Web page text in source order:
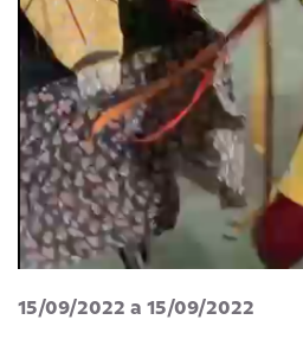
15/09/2022 a 15/09/2022